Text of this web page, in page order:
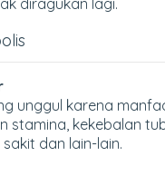
unggul karena
stamina, kekebalan
dan lain-lain.